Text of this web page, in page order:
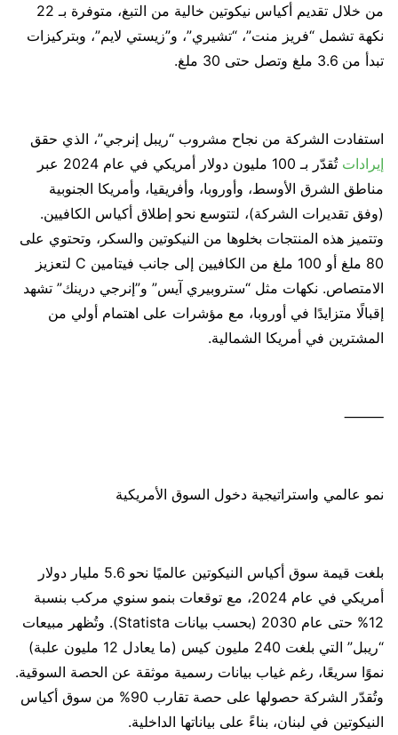
من خلال تقديم أكياس نيكوتين خالية من التبغ، متوفرة بـ 22
نكهة تشمل “فريز منت”، “تشيري”، و”زيستي لايم”، وبتركيزات
تبدأ من 3.6 ملغ وتصل حتى 30 ملغ.
استفادت الشركة من نجاح مشروب “ريبل إنرجي”، الذي حقق
إيرادات
تُقدّر بـ 100 مليون دولار أمريكي في عام 2024 عبر
مناطق الشرق الأوسط، وأوروبا، وأفريقيا، وأمريكا الجنوبية
(وفق تقديرات الشركة)، لتتوسع نحو إطلاق أكياس الكافيين.
وتتميز هذه المنتجات بخلوها من النيكوتين والسكر، وتحتوي على
80 ملغ أو 100 ملغ من الكافيين إلى جانب فيتامين C لتعزيز
الامتصاص. نكهات مثل “ستروبيري آيس” و”إنرجي درينك” تشهد
إقبالًا متزايدًا في أوروبا، مع مؤشرات على اهتمام أولي من
المشترين في أمريكا الشمالية.
⸻
نمو عالمي واستراتيجية دخول السوق الأمريكية
بلغت قيمة سوق أكياس النيكوتين عالميًا نحو 5.6 مليار دولار
أمريكي في عام 2024، مع توقعات بنمو سنوي مركب بنسبة
12% حتى عام 2030 (بحسب بيانات Statista). وتُظهر مبيعات
“ريبل” التي بلغت 240 مليون كيس (ما يعادل 12 مليون علبة)
نموًا سريعًا، رغم غياب بيانات رسمية موثقة عن الحصة السوقية.
وتُقدّر الشركة حصولها على حصة تقارب 90% من سوق أكياس
النيكوتين في لبنان، بناءً على بياناتها الداخلية.